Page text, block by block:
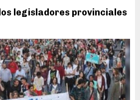
legisladores provinciales